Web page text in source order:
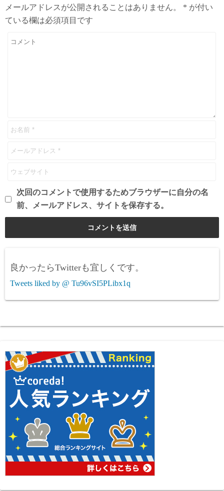
メールアドレスが公開されることはありません。 * が付い
ている欄は必須項目です
次回のコメントで使用するためブラウザーに自分の名
前、メールアドレス、サイトを保存する。
良かったらTwitterも宜しくです。
Tweets liked by @ Tu96vSI5PLibx1q